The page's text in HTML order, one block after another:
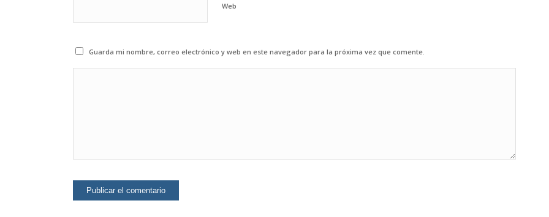
Web
Guarda mi nombre, correo electrónico y web en este navegador para la próxima vez que comente.